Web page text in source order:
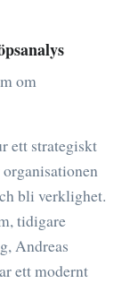
om
ett strategiskt
organisationen
bli verklighet.
tidigare
Andreas
ett modernt